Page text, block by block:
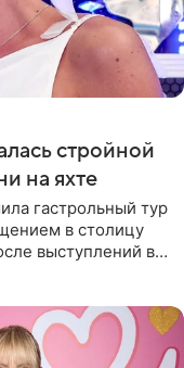
стройной
на яхте
гастрольный тур
в столицу
выступлений в